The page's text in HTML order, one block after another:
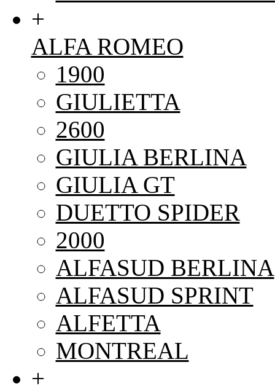
+
ALFA ROMEO
1900
GIULIETTA
2600
GIULIA BERLINA
GIULIA GT
DUETTO SPIDER
2000
ALFASUD BERLINA
ALFASUD SPRINT
ALFETTA
MONTREAL
+